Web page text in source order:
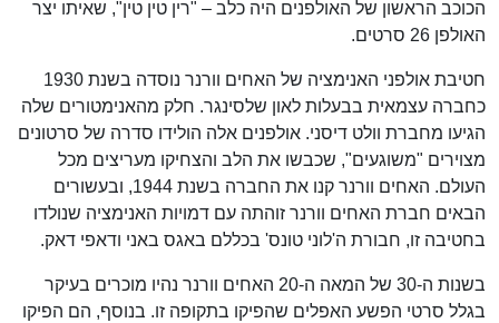
הכוכב הראשון של האולפנים היה כלב – "רין טין טין", שאיתו יצר
האולפן 26 סרטים.
חטיבת אולפני האנימציה של האחים וורנר נוסדה בשנת 1930
כחברה עצמאית בבעלות לאון שלסינגר. חלק מהאנימטורים שלה
הגיעו מחברת וולט דיסני. אולפנים אלה הולידו סדרה של סרטונים
מצוירים "משוגעים", שכבשו את הלב והצחיקו מעריצים מכל
העולם. האחים וורנר קנו את החברה בשנת 1944, ובעשורים
הבאים חברת האחים וורנר זוהתה עם דמויות האנימציה שנולדו
בחטיבה זו, חבורת ה'לוני טונס' בכללם באגס באני ודאפי דאק.
בשנות ה-30 של המאה ה-20 האחים וורנר נהיו מוכרים בעיקר
בגלל סרטי הפשע האפלים שהפיקו בתקופה זו. בנוסף, הם הפיקו